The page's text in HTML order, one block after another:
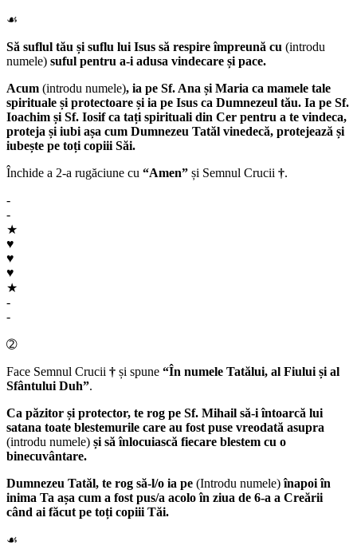
☙
Să suflul tău și suflu lui Isus să respire împreună cu (introdu
numele) suful pentru a-i adusa vindecare și pace.
Acum (introdu numele), ia pe Sf. Ana și Maria ca mamele tale
spirituale și protectoare și ia pe Isus ca Dumnezeul tău. Ia pe Sf.
Ioachim și Sf. Iosifca tați spirituali din Cer pentru a te vindeca,
proteja și iubi așa cum Dumnezeu Tatăl vinedecă, protejează și
iubește pe toți copiii Săi.
Închide a 2-a rugăciune cu “Amen” și Semnul Crucii †.
-
-
★
♥
♥
♥
★
-
-
➁
Face Semnul Crucii † și spune “În numele Tatălui, al Fiului și al
Sfântului Duh”.
Ca păzitor și protector, te rog pe Sf. Mihail să-i întoarcă lui
satana toate blestemurile care au fost puse vreodată asupra
(introdu numele) și să înlocuiască fiecare blestem cu o
binecuvântare.
Dumnezeu Tatăl, te rog să-l/o ia pe (Introdu numele)înapoi în
inima Ta așa cum a fost pus/a acolo în ziua de 6-a a Creării
când ai făcut pe toți copiii Tăi.
☙